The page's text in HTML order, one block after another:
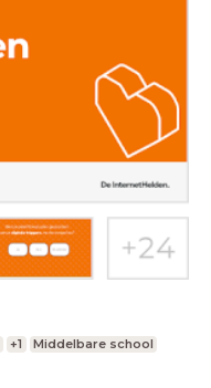
+1
Middelbare school